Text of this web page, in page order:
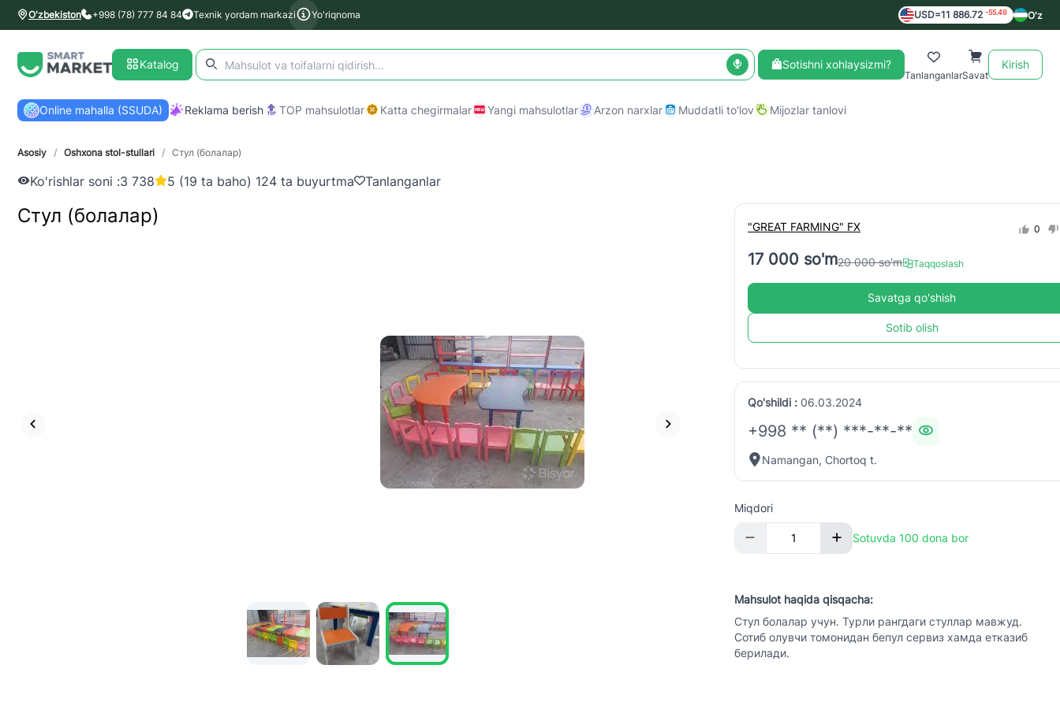
O'zbekiston +998 (78) 777 84 84 Texnik yordam markazi Yo'riqnoma USD=11 886.72 -55.49 O'z
Katalog Sotishni xohlaysizmi?
TanlanganlarSavat
Kirish
Online mahalla (SSUDA) Reklama berish TOP mahsulotlar Katta chegirmalar Yangi mahsulotlar Arzon narxlar Muddatli to'lov Mijozlar tanlovi
Asosiy / Oshxona stol-stullari / Стул (болалар)
Ko'rishlar soni :3 738 5 (19 ta baho) 124 ta buyurtma Tanlanganlar
Стул (болалар) "GREAT FARMING" FX 0
17 000 so'm20 000 so'm Taqqoslash
Savatga qo'shish
Sotib olish
Qo'shildi : 06.03.2024
+998 ** (**) ***-**-**
Namangan, Chortoq t.
Miqdori
Sotuvda 100 dona bor
Mahsulot haqida qisqacha:
Cтул болалар учун. Турли рангдаги стуллар мавжуд.
Сотиб олувчи томонидан бепул сервиз хамда етказиб
берилади.